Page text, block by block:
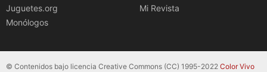
Juguetes.org
Monólogos
Mi Revista
© Contenidos bajo licencia Creative Commons (CC) 1995-2022 Color Vivo